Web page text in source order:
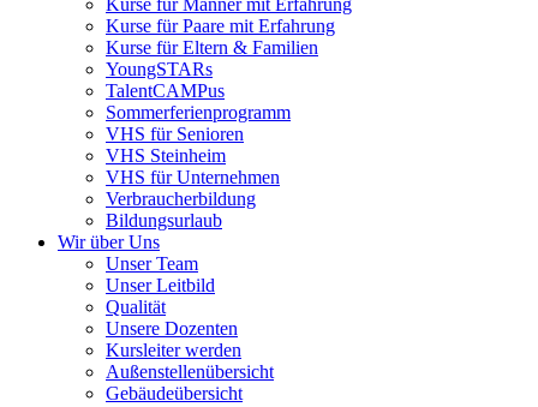
Kurse für Männer mit Erfahrung
Kurse für Paare mit Erfahrung
Kurse für Eltern & Familien
YoungSTARs
TalentCAMPus
Sommerferienprogramm
VHS für Senioren
VHS Steinheim
VHS für Unternehmen
Verbraucherbildung
Bildungsurlaub
Wir über Uns
Unser Team
Unser Leitbild
Qualität
Unsere Dozenten
Kursleiter werden
Außenstellenübersicht
Gebäudeübersicht